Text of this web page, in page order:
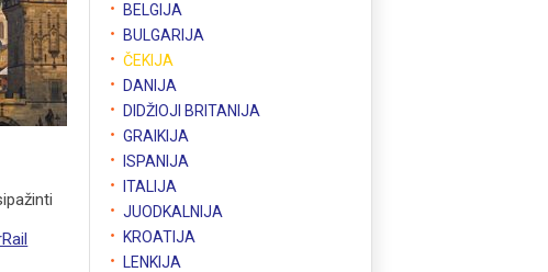
BELGIJA
BULGARIJA
ČEKIJA
DANIJA
DIDŽIOJI BRITANIJA
GRAIKIJA
ISPANIJA
ITALIJA
JUODKALNIJA
KROATIJA
LENKIJA